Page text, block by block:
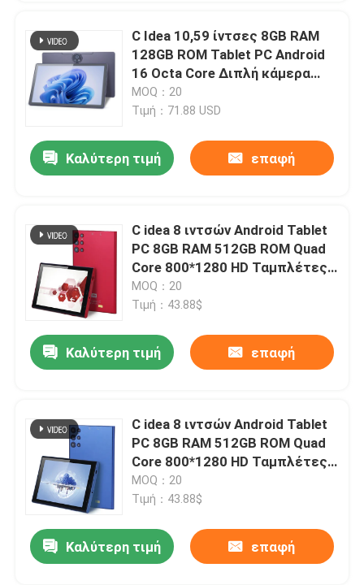
Αρχική Σελίδα
Προϊόντα
C Idea 10,59 ίντσες 8GB RAM
128GB ROM Tablet PC Android
16 Octa Core Διπλή κάμερα
WiFi Business Tablet (P1350)
MOQ：20
Τιμή：71.88 USD
Καλύτερη τιμή επαφή
C idea 8 ιντσών Android Tablet
PC 8GB RAM 512GB ROM Quad
Core 800*1280 HD Ταμπλέτες
με WIFI/SIM Card CM822
(Κόκκινο)
MOQ：20
Τιμή：43.88$
Καλύτερη τιμή επαφή
C idea 8 ιντσών Android Tablet
PC 8GB RAM 512GB ROM Quad
Core 800*1280 HD Ταμπλέτες
με WIFI/SIM Card CM822
(Μπλε)
MOQ：20
Τιμή：43.88$
Καλύτερη τιμή επαφή